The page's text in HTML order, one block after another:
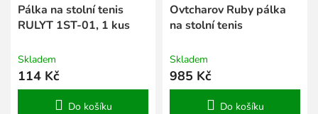
Pálka na stolní tenis
RULYT 1ST-01, 1 kus
Skladem
114 Kč
Do košíku
Ovtcharov Ruby pálka
na stolní tenis
Skladem
985 Kč
Do košíku